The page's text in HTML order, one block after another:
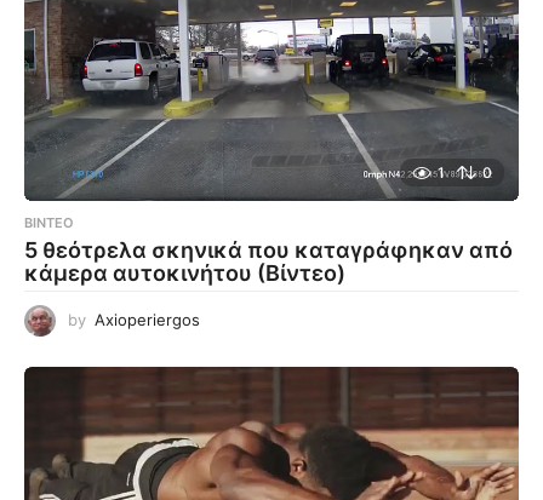
1 0
ΒΊΝΤΕΟ
5 θεότρελα σκηνικά που καταγράφηκαν από
κάμερα αυτοκινήτου (Βίντεο)
by Axioperiergos